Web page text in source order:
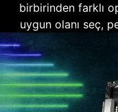
birbirinden farklı
uygun olanı seç,